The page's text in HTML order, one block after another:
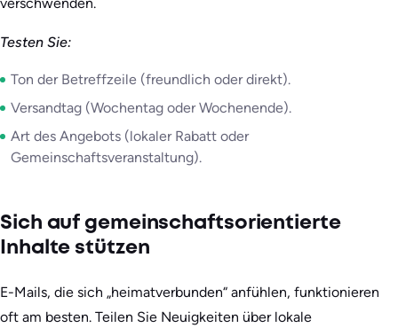
Testen Sie:
Ton der Betreffzeile (freundlich oder direkt).
Versandtag (Wochentag oder Wochenende).
Art des Angebots (lokaler Rabatt oder
Gemeinschaftsveranstaltung).
Sich auf gemeinschaftsorientierte
Inhalte stützen
E-Mails, die sich „heimatverbunden“ anfühlen, funktionieren
oft am besten. Teilen Sie Neuigkeiten über lokale